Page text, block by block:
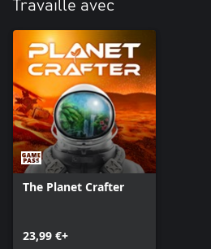
Travaille avec
The Planet Crafter
23,99 €+